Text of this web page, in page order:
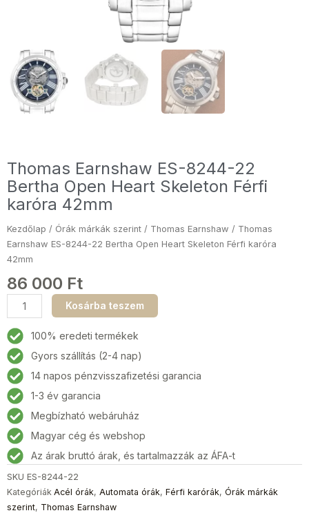
Thomas Earnshaw ES-8244-22
Bertha Open Heart Skeleton Férfi
karóra 42mm
Kezdőlap / Órák márkák szerint / Thomas Earnshaw / Thomas
Earnshaw ES-8244-22 Bertha Open Heart Skeleton Férfi karóra
42mm
86 000 Ft
Thomas
Earnshaw
ES-
8244-
22
Bertha
Open
Heart
Skeleton
Férfi
karóra
42mm
mennyiség
Kosárba teszem
100% eredeti termékek
Gyors szállítás (2-4 nap)
14 napos pénzvisszafizetési garancia
1-3 év garancia
Megbízható webáruház
Magyar cég és webshop
Az árak bruttó árak, és tartalmazzák az ÁFA-t
SKU ES-8244-22
Kategóriák Acél órák, Automata órák, Férfi karórák, Órák márkák
szerint, Thomas Earnshaw